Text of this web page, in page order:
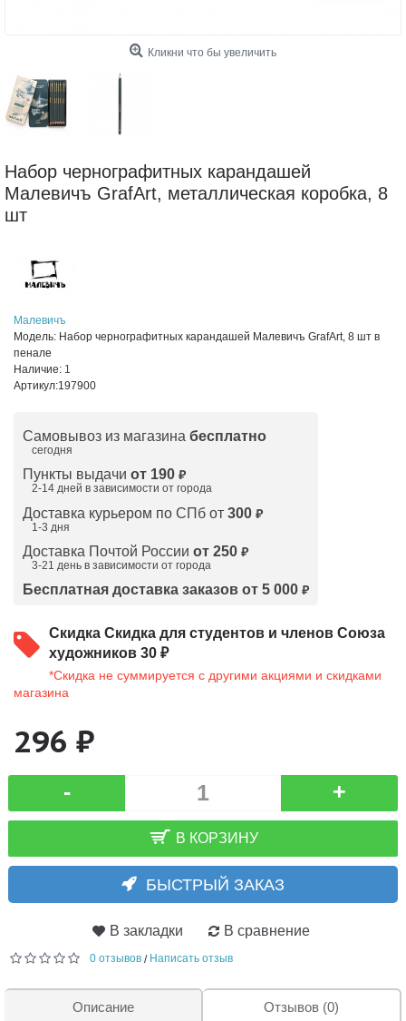
Кликни что бы увеличить
Набор чернографитных карандашей
Малевичъ GrafArt, металлическая коробка, 8
шт
Малевичъ
Модель: Набор чернографитных карандашей Малевичъ GrafArt, 8 шт в
пенале
Наличие: 1
Артикул:197900
Самовывоз из магазина бесплатно
сегодня
Пункты выдачи от 190 ₽
2-14 дней в зависимости от города
Доставка курьером по СПб от 300 ₽
1-3 дня
Доставка Почтой России от 250 ₽
3-21 день в зависимости от города
Бесплатная доставка заказов от 5 000 ₽
Скидка Скидка для студентов и членов Союза
художников 30 ₽
*Скидка не суммируется с другими акциями и скидками
магазина
296 ₽
- +
В КОРЗИНУ
БЫСТРЫЙ ЗАКАЗ
В закладки В сравнение
0 отзывов / Написать отзыв
Описание Отзывов (0)